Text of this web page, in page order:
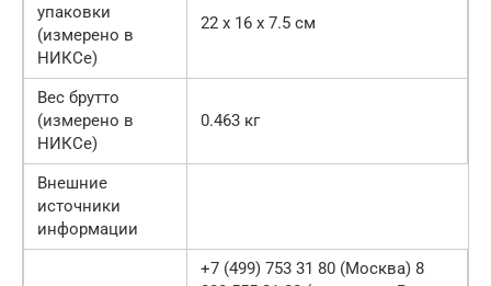
упаковки
(измерено в
НИКСе)
22 x 16 x 7.5 см
Вес брутто
(измерено в
НИКСе)
0.463 кг
Внешние
источники
информации
+7 (499) 753 31 80 (Москва) 8